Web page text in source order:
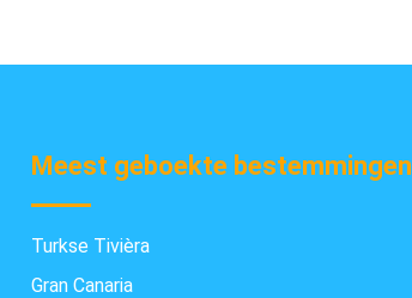
Meest geboekte bestemmingen
Turkse Tivièra
Gran Canaria